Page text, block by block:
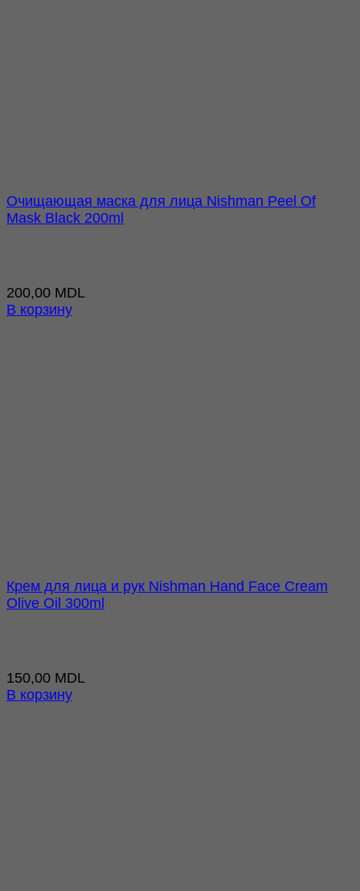
Очищающая маска для лица Nishman Peel Of
Mask Black 200ml
200,00 MDL
В корзину
Крем для лица и рук Nishman Hand Face Cream
Olive Oil 300ml
150,00 MDL
В корзину